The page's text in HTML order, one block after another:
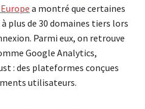
a montré que certaines
plus de 30 domaines tiers lors
Parmi eux, on retrouve
Google Analytics,
: des plateformes conçues
utilisateurs.